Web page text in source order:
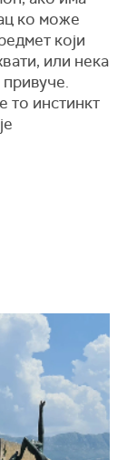
ко може
који
или нека
то инстинкт